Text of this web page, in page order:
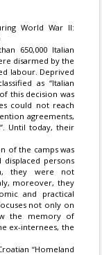
World War II:
650,000 Italian
disarmed by the
labour. Deprived
as “Italian
this decision was
could not reach
agreements,
Until today, their
of the camps was
displaced persons
they were not
moreover, they
and practical
not only on
the memory of
ex-internees, the
“Homeland